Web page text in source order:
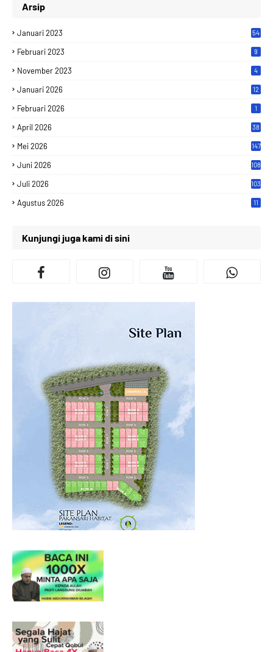
Arsip
Januari 2023 54
Februari 2023 9
November 2023 4
Januari 2026 12
Februari 2026 1
April 2026 38
Mei 2026 147
Juni 2026 108
Juli 2026 103
Agustus 2026 11
Kunjungi juga kami di sini